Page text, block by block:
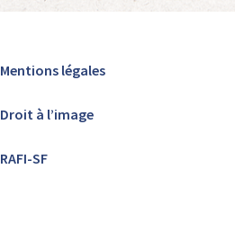
Mentions légales
Droit à l’image
RAFI-SF